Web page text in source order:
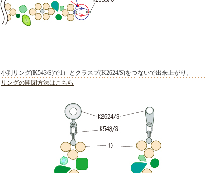
小判リング(K543/S)で1）とクラスプ(K2624/S)をつないで出来上がり。
リングの開閉方法はこちら